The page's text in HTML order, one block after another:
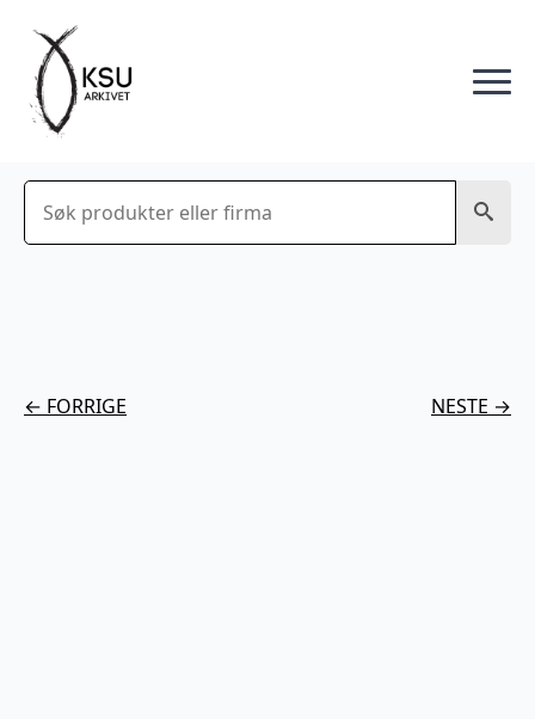
Søk
← FORRIGE NESTE →